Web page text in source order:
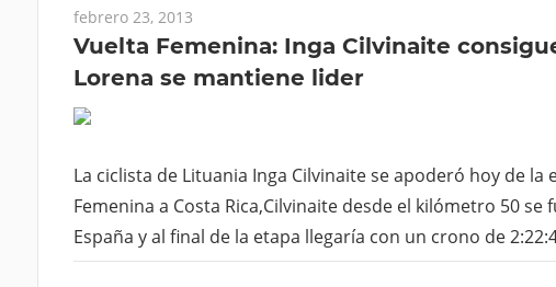
febrero 23, 2013
Vuelta Femenina: Inga Cilvinaite
Lorena se mantiene lider
La ciclista de Lituania Inga Cilvinaite se apoderó hoy de la
Femenina a Costa Rica,Cilvinaite desde el kilómetro 50 se
España y al final de la etapa llegaría con un crono de